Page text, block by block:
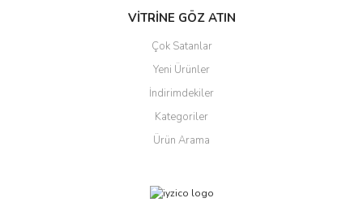
VİTRİNE GÖZ ATIN
Çok Satanlar
Yeni Ürünler
İndirimdekiler
Kategoriler
Ürün Arama